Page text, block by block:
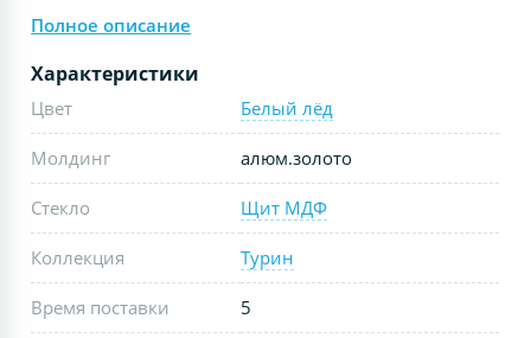
Полное описание
Характеристики
Цвет Белый лёд
Молдинг алюм.золото
Стекло Щит МДФ
Коллекция Турин
Время поставки 5